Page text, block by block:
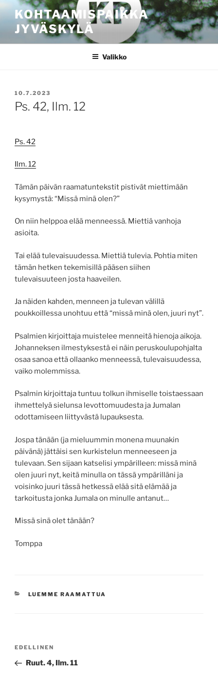
sisältöönKOHTAAMISPAIKKA
JYVÄSKYLÄ
Valikko
JULKAISTU
10.7.2023
Ps. 42, Ilm. 12
Ps. 42
Ilm. 12
Tämän päivän raamatuntekstit pistivät miettimään
kysymystä: “Missä minä olen?”
On niin helppoa elää menneessä. Miettiä vanhoja
asioita.
Tai elää tulevaisuudessa. Miettiä tulevia. Pohtia miten
tämän hetken tekemisillä pääsen siihen
tulevaisuuteen josta haaveilen.
Ja näiden kahden, menneen ja tulevan välillä
poukkoillessa unohtuu että “missä minä olen, juuri nyt”.
Psalmien kirjoittaja muistelee menneitä hienoja aikoja.
Johanneksen ilmestyksestä ei näin peruskoulupohjalta
osaa sanoa että ollaanko menneessä, tulevaisuudessa,
vaiko molemmissa.
Psalmin kirjoittaja tuntuu tolkun ihmiselle toistaessaan
ihmettelyä sielunsa levottomuudesta ja Jumalan
odottamiseen liittyvästä lupauksesta.
Jospa tänään (ja mieluummin monena muunakin
päivänä) jättäisi sen kurkistelun menneeseen ja
tulevaan. Sen sijaan katselisi ympärilleen: missä minä
olen juuri nyt, keitä minulla on tässä ympärilläni ja
voisinko juuri tässä hetkessä elää sitä elämää ja
tarkoitusta jonka Jumala on minulle antanut…
Missä sinä olet tänään?
Tomppa
KATEGORIAT
LUEMME RAAMATTUA
Edellinen
artikkeli
EDELLINEN
Ruut. 4, Ilm. 11